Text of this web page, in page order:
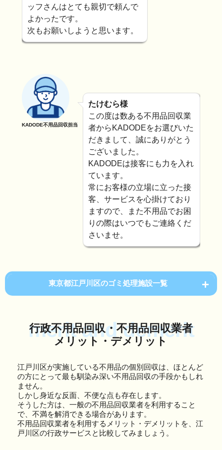
ッフさんはとても親切で頼んで
よかったです。
次もお願いしようと思います。
KADODE不用品回収担当
たけむら様
この度は数ある不用品回収業
者からKADODEをお選びいた
だきまして、誠にありがとう
ございました。
KADODEは接客にも力を入れ
ています。
常にお客様の立場に立った接
客、サービスを心掛けており
ますので、また不用品でお困
りの際はいつでもご連絡くだ
さいませ。
東京都江戸川区のゴミ処理施設一覧
merit and demerit
行政不用品回収・不用品回収業者
メリット・デメリット
江戸川区が実施している不用品の個別回収は、ほとんど
の方にとって最も馴染み深い不用品回収の手段かもしれ
ません。
しかし身近な反面、不便な点も存在します。
そうした方は、一般の不用品回収業者を利用すること
で、不満を解消できる場合があります。
不用品回収業者を利用するメリット・デメリットを、江
戸川区の行政サービスと比較してみましょう。